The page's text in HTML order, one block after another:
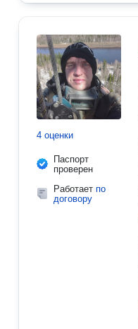
4 оценки
Паспорт
проверен
Работает по
договору